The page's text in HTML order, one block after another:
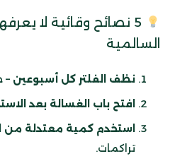
السالمية
نظف الفلتر كل أسبوعين –
افتح باب الغسالة بعد
استخدم كمية معتدلة من
تراكمات.